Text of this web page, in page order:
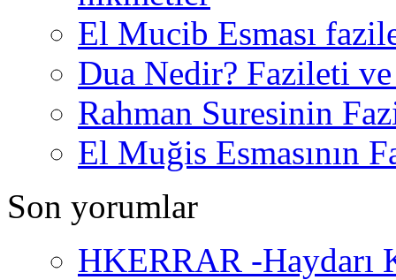
El Mucib Esması
Dua Nedir? Fazileti
Rahman Suresinin
El Muğis Esmasının
Son yorumlar
HKERRAR -Haydarı